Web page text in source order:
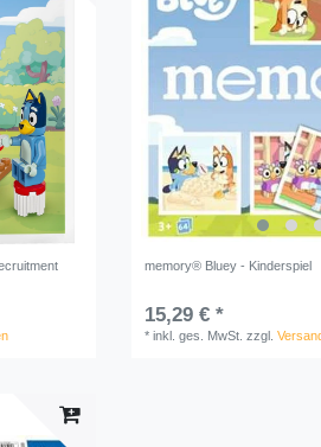
memory® Bluey - Kinderspiel
15,29 € *
*inkl. ges. MwSt. zzgl.